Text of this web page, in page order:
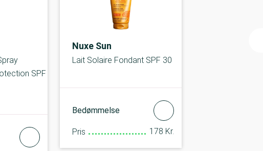
SPF
Nuxe Sun
Lait Solaire Fondant SPF 30
Bedømmelse
Pris 178 Kr.